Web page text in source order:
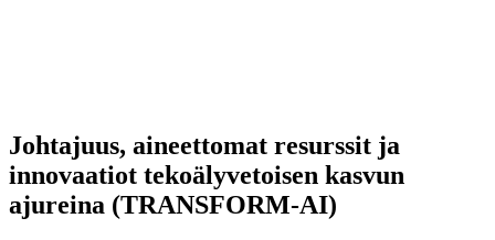
Johtajuus, aineettomat resurssit ja
innovaatiot tekoälyvetoisen kasvun
ajureina (TRANSFORM-AI)